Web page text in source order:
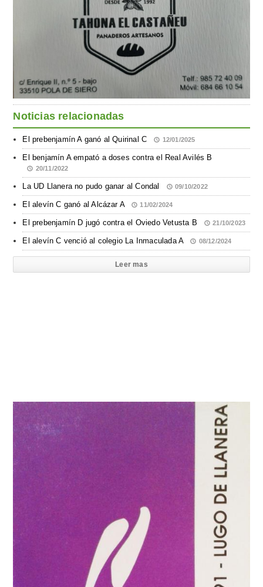
Noticias relacionadas
El prebenjamín A ganó al Quirinal C 12/01/2025
El benjamín A empató a doses contra el Real Avilés B
20/11/2022
La UD Llanera no pudo ganar al Condal 09/10/2022
El alevín C ganó al Alcázar A 11/02/2024
El prebenjamín D jugó contra el Oviedo Vetusta B 21/10/2023
El alevín C venció al colegio La Inmaculada A 08/12/2024
Leer mas